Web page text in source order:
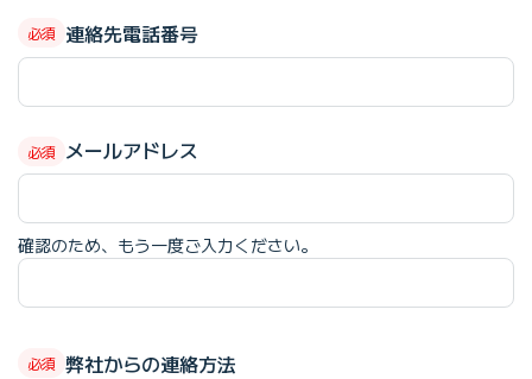
連絡先電話番号
メールアドレス
メールアドレス(確認用)
確認のため、もう一度ご入力ください。
弊社からの連絡方法